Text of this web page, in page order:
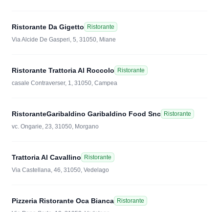
Ristorante Da Gigetto
Ristorante
Via Alcide De Gasperi, 5, 31050, Miane
Ristorante Trattoria Al Roccolo
Ristorante
casale Contraverser, 1, 31050, Campea
RistoranteGaribaldino Garibaldino Food Snc Ristorante
vc. Ongarie, 23, 31050, Morgano
Trattoria Al Cavallino
Ristorante
Via Castellana, 46, 31050, Vedelago
Pizzeria Ristorante Oca Bianca Ristorante